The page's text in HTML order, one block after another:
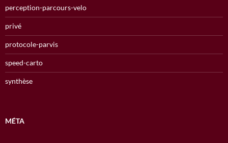
perception-parcours-velo
privé
protocole-parvis
speed-carto
synthèse
MÉTA